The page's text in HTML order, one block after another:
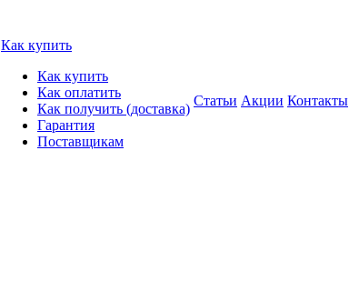
Как купить
Как купить
Как оплатить
Как получить (доставка)
Гарантия
Поставщикам
Статьи Акции Контакты